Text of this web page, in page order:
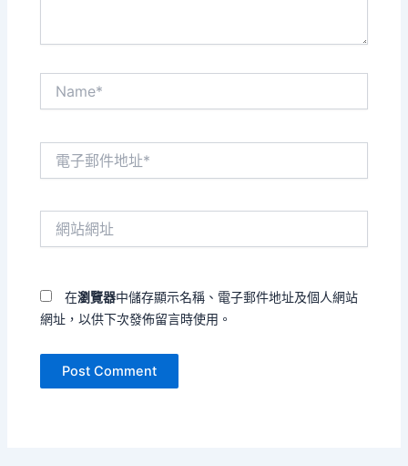
在瀏覽器中儲存顯示名稱、電子郵件地址及個人網站
網址，以供下次發佈留言時使用。